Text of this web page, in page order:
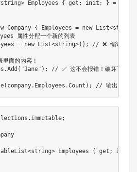
Employees { get; init; } = new
Company { Employees = new
属性分配一个新的列表
= new List<string>(); // ❌ 编译错误
面的内容！
// ✅ 这不会报错！破坏了逻辑
Employees { get; init;